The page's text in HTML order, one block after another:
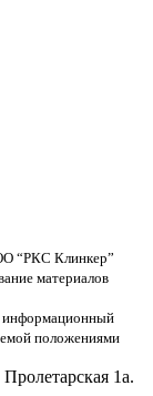
“РКС Клинкер”
материалов
информационный
положениями
1а.